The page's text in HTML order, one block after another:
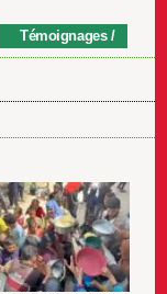
Témoignages